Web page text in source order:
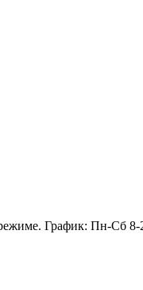
График: Пн-Сб 8-